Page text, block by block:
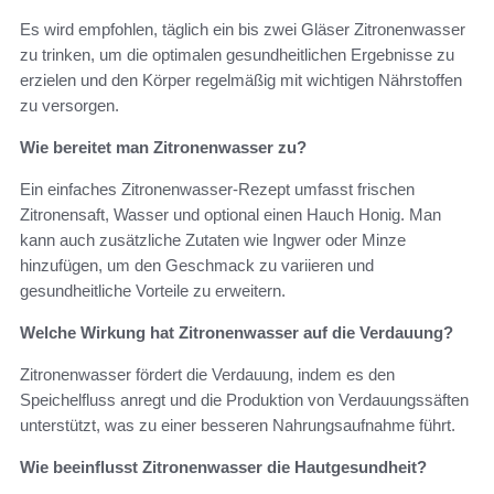
Es wird empfohlen, täglich ein bis zwei Gläser Zitronenwasser
zu trinken, um die optimalen gesundheitlichen Ergebnisse zu
erzielen und den Körper regelmäßig mit wichtigen Nährstoffen
zu versorgen.
Wie bereitet man Zitronenwasser zu?
Ein einfaches Zitronenwasser-Rezept umfasst frischen
Zitronensaft, Wasser und optional einen Hauch Honig. Man
kann auch zusätzliche Zutaten wie Ingwer oder Minze
hinzufügen, um den Geschmack zu variieren und
gesundheitliche Vorteile zu erweitern.
Welche Wirkung hat Zitronenwasser auf die Verdauung?
Zitronenwasser fördert die Verdauung, indem es den
Speichelfluss anregt und die Produktion von Verdauungssäften
unterstützt, was zu einer besseren Nahrungsaufnahme führt.
Wie beeinflusst Zitronenwasser die Hautgesundheit?